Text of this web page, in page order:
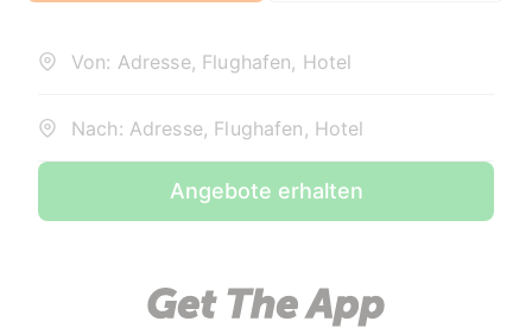
Von: Adresse, Flughafen, Hotel
Nach: Adresse, Flughafen, Hotel
Angebote erhalten